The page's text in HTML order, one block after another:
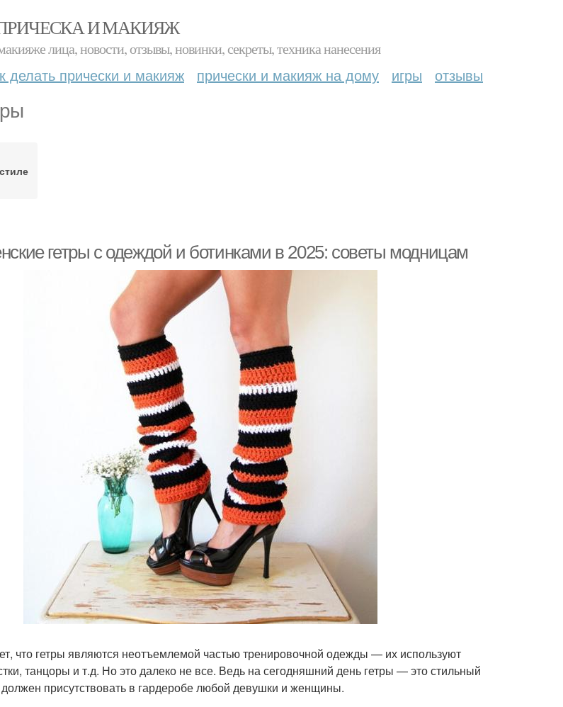
И МАКИЯЖ
лица, новости, отзывы, новинки, секреты, техника нанесения
делать прически и макияж прически и макияж на дому игры отзывы
гетры с одеждой и ботинками в 2025: советы модницам
что гетры являются неотъемлемой частью тренировочной одежды — их используют
танцоры и т.д. Но это далеко не все. Ведь на сегодняшний день гетры — это стильный
должен присутствовать в гардеробе любой девушки и женщины.